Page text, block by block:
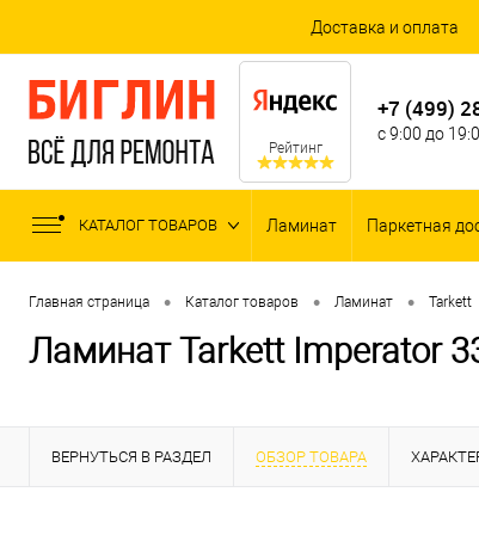
Доставка и оплата
Рейтинг
+7 (499)
с 9:00 до
КАТАЛОГ ТОВАРОВ Ламинат Паркетная
Главная страница • Каталог товаров • Ламинат • Tarkett
Ламинат Tarkett Imperator
ВЕРНУТЬСЯ В РАЗДЕЛ ОБЗОР ТОВАРА